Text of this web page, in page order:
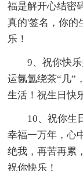
福是解开心结密
真的'签名，你的
乐！
9、祝你快
运氤氲绕茶“几”
生活！祝生日快
10、祝你生
幸福一万年，心
绝我，再苦再累
祝你快乐！